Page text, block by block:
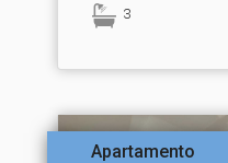
3
Apartamento